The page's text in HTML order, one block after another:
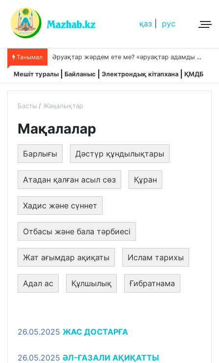
қаз рус
Танымал Ә
руақтар жәрдем ете ме? «әруақтар адамды қорғап жүреді»,-дейді сол рас па?
Мешіт туралы Байланыс Электрондық кітапхана ҚМДБ
Басты Жаңалықтар
Мақалалар
Барлығы Дәстүр құндылықтары
Атадан қалған асыл сөз Құран
Хадис және сүннет
Отбасы және бала тәрбиесі
Жат ағымдар ақиқаты Ислам тарихы
Адал ас Құлшылық Ғибратнама
26.05.2025 ЖАС ДОСТАРҒА
26.05.2025 ӘЛ-ҒАЗАЛИ АҚИҚАТТЫ